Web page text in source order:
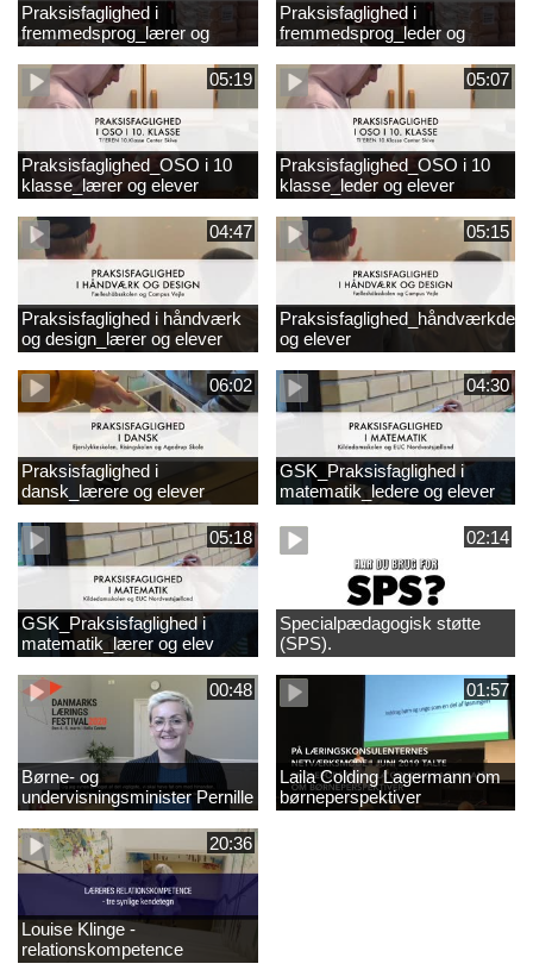
Praksisfaglighed i
fremmedsprog_lærer og
elever
Praksisfaglighed i
fremmedsprog_leder og
elever
05:19
Praksisfaglighed_OSO i 10
klasse_lærer og elever
05:07
Praksisfaglighed_OSO i 10
klasse_leder og elever
04:47
Praksisfaglighed i håndværk
og design_lærer og elever
05:15
og elever
06:02
Praksisfaglighed i
dansk_lærere og elever
04:30
GSK_Praksisfaglighed i
matematik_ledere og elever
05:18
GSK_Praksisfaglighed i
matematik_lærer og elev
02:14
Specialpædagogisk støtte
(SPS).
00:48
Børne- og
undervisningsminister Pernille
Rosenkrantz-Theil inviterer til
DKLF 2020
01:57
Laila Colding Lagermann om
børneperspektiver
20:36
Louise Klinge -
relationskompetence